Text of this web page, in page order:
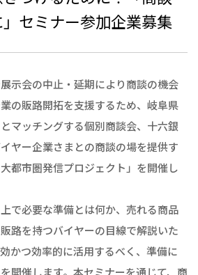
セミナー参加企業募集
示会の中止・延期により商談の機会
の販路開拓を支援するため、岐阜県
マッチングする個別商談会、十六銀
ヤー企業さまとの商談の場を提供す
都市圏発信プロジェクト」を開催し
で必要な準備とは何か、売れる商品
路を持つバイヤーの目線で解説いた
かつ効率的に活用するべく、準備に
開催します。本セミナーを通じて、商